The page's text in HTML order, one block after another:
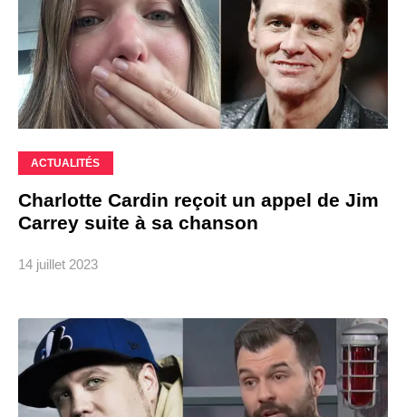
ACTUALITÉS
Charlotte Cardin reçoit un appel de Jim
Carrey suite à sa chanson
14 juillet 2023